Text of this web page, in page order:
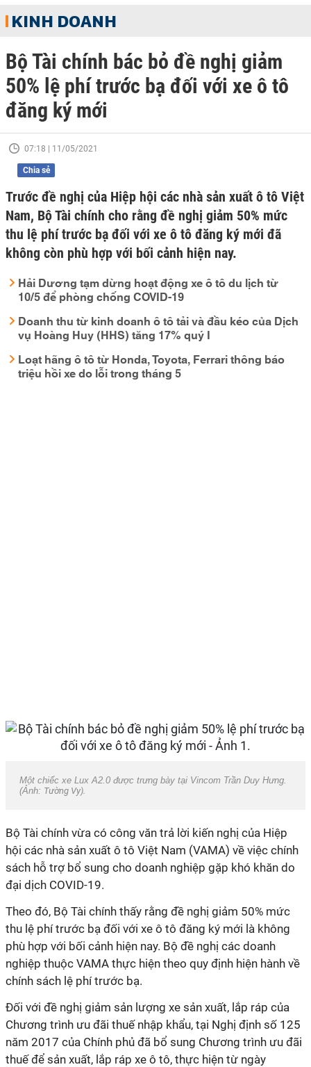
KINH DOANH
Bộ Tài chính bác bỏ đề nghị giảm
50% lệ phí trước bạ đối với xe ô tô
đăng ký mới
07:18 | 11/05/2021
Chia sẻ
Trước đề nghị của Hiệp hội các nhà sản xuất ô tô Việt
Nam, Bộ Tài chính cho rằng đề nghị giảm 50% mức
thu lệ phí trước bạ đối với xe ô tô đăng ký mới đã
không còn phù hợp với bối cảnh hiện nay.
Hải Dương tạm dừng hoạt động xe ô tô du lịch từ
10/5 để phòng chống COVID-19
Doanh thu từ kinh doanh ô tô tải và đầu kéo của Dịch
vụ Hoàng Huy (HHS) tăng 17% quý I
Loạt hãng ô tô từ Honda, Toyota, Ferrari thông báo
triệu hồi xe do lỗi trong tháng 5
Một chiếc xe Lux A2.0 được trưng bày tại Vincom Trần Duy Hưng.
(Ảnh: Tường Vy).
Bộ Tài chính vừa có công văn trả lời kiến nghị của Hiệp
hội các nhà sản xuất ô tô Việt Nam (VAMA) về việc chính
sách hỗ trợ bổ sung cho doanh nghiệp gặp khó khăn do
đại dịch COVID-19.
Theo đó, Bộ Tài chính thấy rằng đề nghị giảm 50% mức
thu lệ phí trước bạ đối với xe ô tô đăng ký mới là không
phù hợp với bối cảnh hiện nay. Bộ đề nghị các doanh
nghiệp thuộc VAMA thực hiện theo quy định hiện hành về
chính sách lệ phí trước bạ.
Đối với đề nghị giảm sản lượng xe sản xuất, lắp ráp của
Chương trình ưu đãi thuế nhập khẩu, tại Nghị định số 125
năm 2017 của Chính phủ đã bổ sung Chương trình ưu đãi
thuế để sản xuất, lắp ráp xe ô tô, thực hiện từ ngày